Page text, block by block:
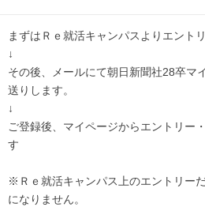
まずはＲｅ就活キャンパスよりエント
↓
その後、メールにて朝日新聞社28卒マ
送りします。
↓
ご登録後、マイページからエントリー
す
※Ｒｅ就活キャンパス上のエントリー
になりません。